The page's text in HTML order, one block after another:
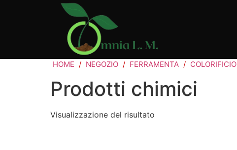
HOME / NEGOZIO / FERRAMENTA / COLORIFICIO
Prodotti chimici
Visualizzazione del risultato